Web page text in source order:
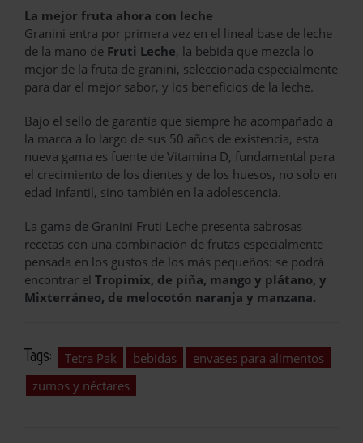
La mejor fruta ahora con leche
Granini entra por primera vez en el lineal base de leche
de la mano de Fruti Leche, la bebida que mezcla lo
mejor de la fruta de granini, seleccionada especialmente
para dar el mejor sabor, y los beneficios de la leche.
Bajo el sello de garantía que siempre ha acompañado a
la marca a lo largo de sus 50 años de existencia, esta
nueva gama es fuente de Vitamina D, fundamental para
el crecimiento de los dientes y de los huesos, no solo en
edad infantil, sino también en la adolescencia.
La gama de Granini Fruti Leche presenta sabrosas
recetas con una combinación de frutas especialmente
pensada en los gustos de los más pequeños: se podrá
encontrar el Tropimix, de piña, mango y plátano, y
Mixterráneo, de melocotón naranja y manzana.
Tags: Tetra Pak bebidas
envases para alimentos
zumos y néctares